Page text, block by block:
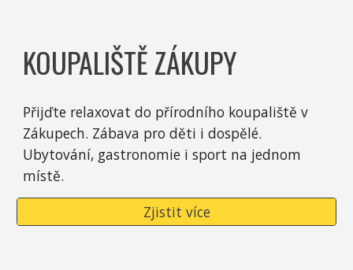
KOUPALIŠTĚ ZÁKUPY
Přijďte relaxovat do přírodního koupaliště v
Zákupech. Zábava pro děti i dospělé.
Ubytování, gastronomie i sport na jednom
místě.
Zjistit více